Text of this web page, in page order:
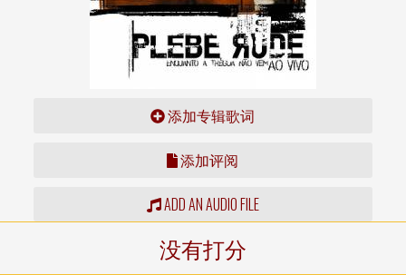
添加专辑歌词
添加评阅
ADD AN AUDIO FILE
没有打分